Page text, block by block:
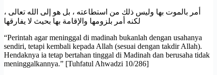
أمر بالموت بها وليس ذلك من استطاعته ، بل هو إلى الله تعالى ،
لكنه أمر بلزومها والإقامة بها بحيث لا يفارقها
“Perintah agar meninggal di madinah bukanlah dengan usahanya
sendiri, tetapi kembali kepada Allah (sesuai dengan takdir Allah).
Hendaknya ia tetap bertahan tinggal di Madinah dan berusaha tidak
meninggalkannya.” [Tuhfatul Ahwadzi 10/286]